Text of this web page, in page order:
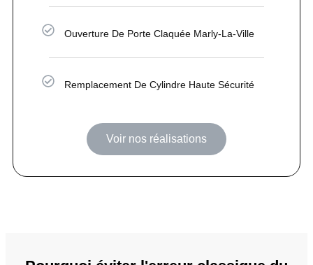
Ouverture De Porte Claquée Marly-La-Ville
Remplacement De Cylindre Haute Sécurité
Voir nos réalisations